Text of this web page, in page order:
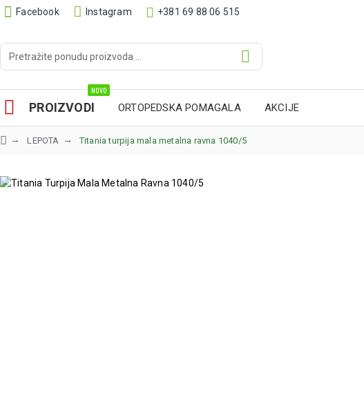
Facebook Instagram +381 69 88 06 515
PROIZVODI
NOVO
ORTOPEDSKA POMAGALA AKCIJE
LEPOTA Titania turpija mala metalna ravna 1040/5